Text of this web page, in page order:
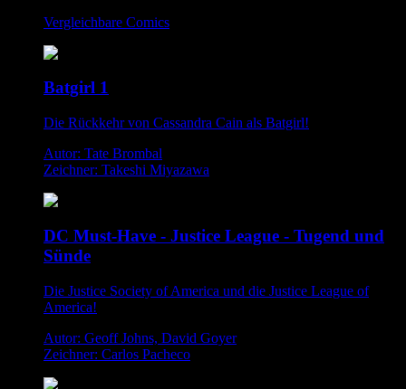
Vergleichbare Comics
Batgirl 1
Die Rückkehr von Cassandra Cain als Batgirl!
Autor: Tate Brombal
Zeichner: Takeshi Miyazawa
DC Must-Have - Justice League - Tugend und
Sünde
Die Justice Society of America und die Justice League of
America!
Autor: Geoff Johns, David Goyer
Zeichner: Carlos Pacheco